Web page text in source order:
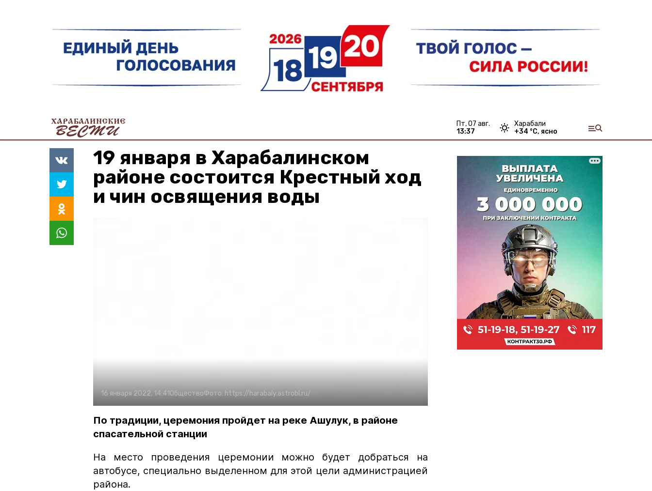
пт, 07 авг.
13:37
Харабали
+34 °С, ясно
19 января в Харабалинском
районе состоится Крестный ход
и чин освящения воды
16 января 2022, 14:41ОбществоФото: https://harabaly.astrobl.ru/
По традиции, церемония пройдет на реке Ашулук, в районе
спасательной станции
На место проведения церемонии можно будет добраться на
автобусе, специально выделенном для этой цели администрацией
района.